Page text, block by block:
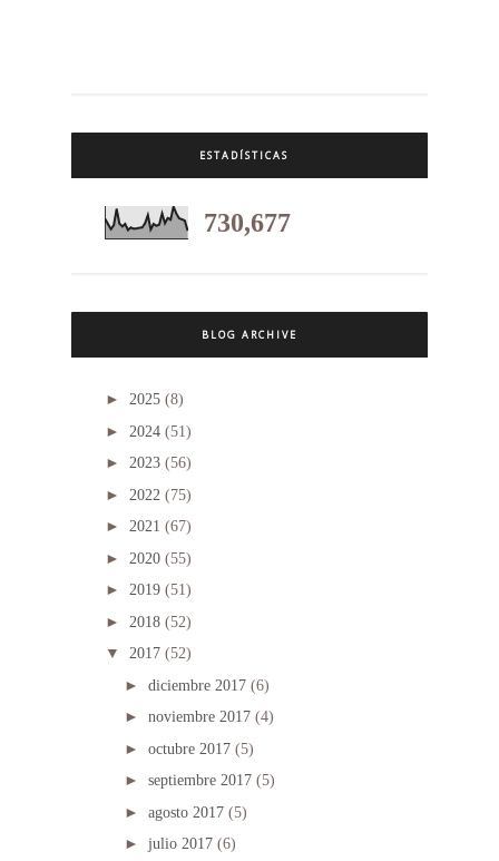
ESTADÍSTICAS
730,677
BLOG ARCHIVE
► 2025 (8)
► 2024 (51)
► 2023 (56)
► 2022 (75)
► 2021 (67)
► 2020 (55)
► 2019 (51)
► 2018 (52)
▼ 2017 (52)
► diciembre 2017 (6)
► noviembre 2017 (4)
► octubre 2017 (5)
► septiembre 2017 (5)
► agosto 2017 (5)
► julio 2017 (6)